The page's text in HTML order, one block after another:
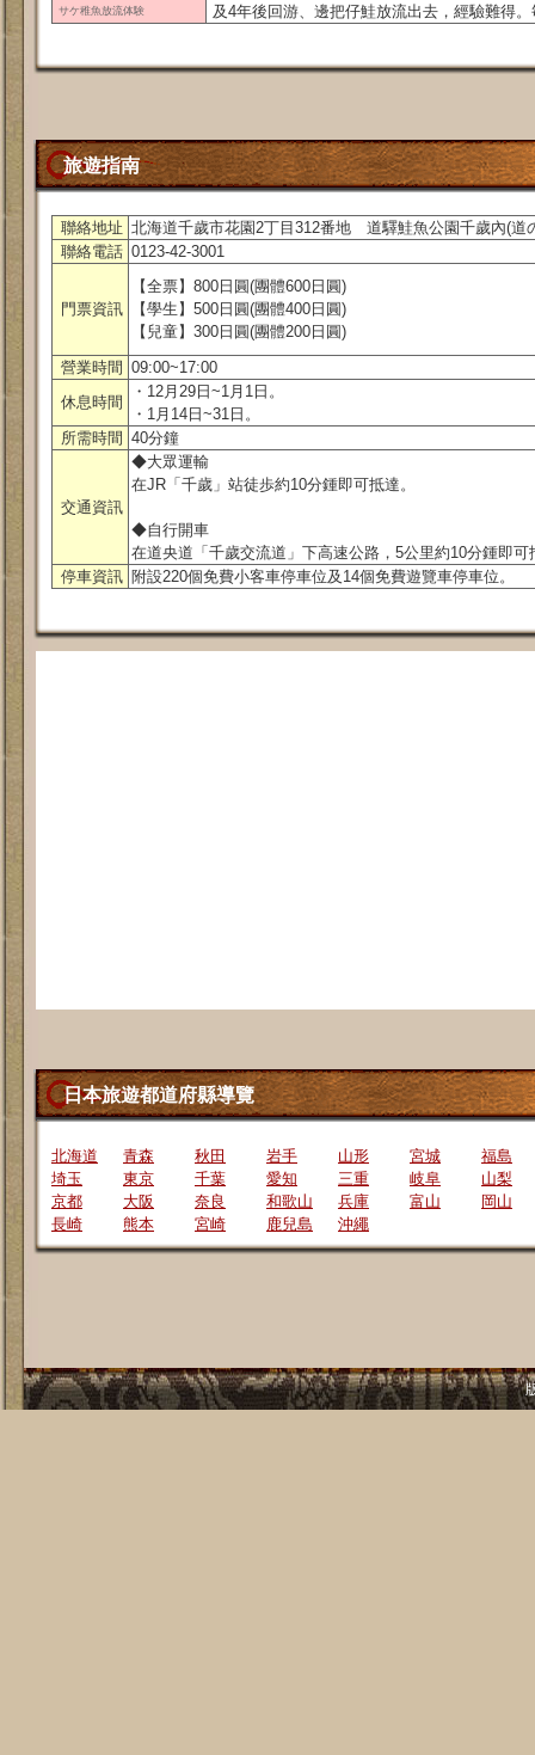
サケ稚魚放流体験 及4年後回游、邊把仔鮭放流出去，經驗難得
旅遊指南
聯絡地址 北海道千歲市花園2丁目312番地 道驛鮭魚公園千歲內(道
聯絡電話 0123-42-3001
門票資訊
【全票】800日圓(團體600日圓)
【學生】500日圓(團體400日圓)
【兒童】300日圓(團體200日圓)
營業時間 09:00~17:00
休息時間
・12月29日~1月1日。
・1月14日~31日。
所需時間 40分鐘
交通資訊
◆大眾運輸
在JR「千歲」站徒歩約10分鍾即可抵達。
◆自行開車
在道央道「千歲交流道」下高速公路，5公里約10分鍾即可
停車資訊 附設220個免費小客車停車位及14個免費遊覽車停車位。
日本旅遊都道府縣導覽
北海道 青森 秋田 岩手 山形 宮城
福島
埼玉
東京 千葉 愛知 三重 岐阜
山梨
京都
大阪 奈良 和歌山 兵庫 富山
岡山
長崎
熊本 宮崎 鹿兒島 沖繩